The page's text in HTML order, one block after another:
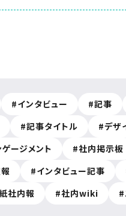
インタビュー 記事
記事タイトル デザ
ゲージメント 社内掲示板
インタビュー記事
社内報 社内wiki